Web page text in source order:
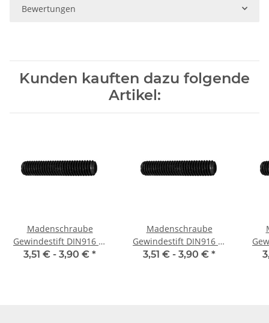
Bewertungen
Kunden kauften dazu folgende
Artikel:
Madenschraube
Gewindestift DIN916 M
2x 4 Ringschneide 10x
3,51 € - 3,90 € *
Madenschraube
Gewindestift DIN916 M
2x 6 Ringschneide 10x
3,51 € - 3,90 € *